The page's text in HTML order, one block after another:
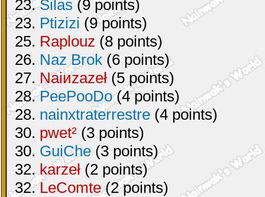
23.Silas (9 points)
23. Ptizizi (9 points)
25. Raplouz (8 points)
26. Naz Brok (6 points)
27. Naiиzazeł (5 points)
28.PeePooDo(4 points)
28. nainxtraterrestre (4 points)
30. pwet² (3 points)
30. GuiChe (3 points)
32.karzeł (2 points)
32.LeComte(2 points)